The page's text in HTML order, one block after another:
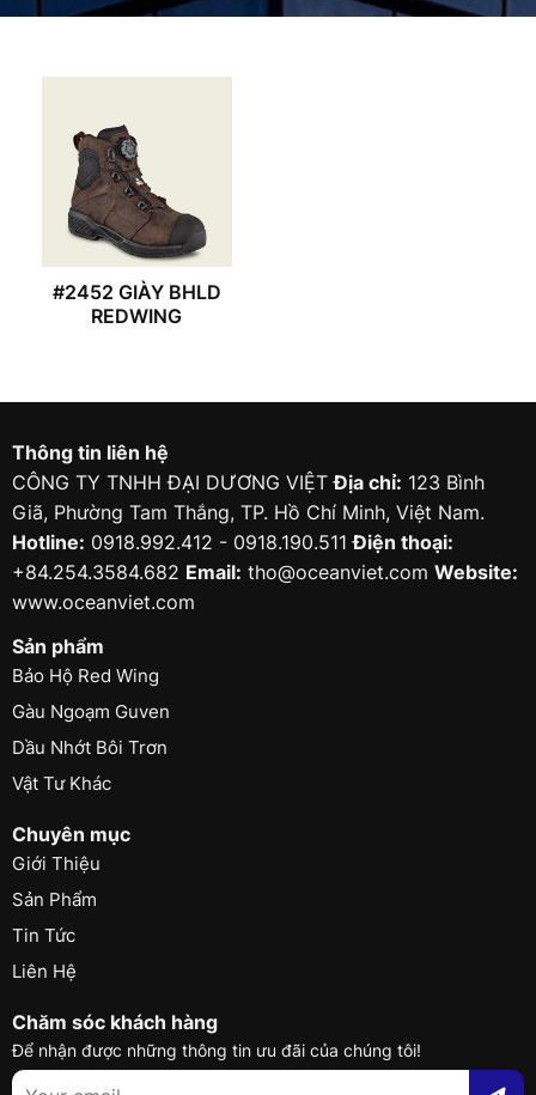
#2452 GIÀY BHLD
REDWING
Thông tin liên hệ
CÔNG TY TNHH ĐẠI DƯƠNG VIỆTĐịa chỉ: 123 Bình
Giã, Phường Tam Thắng, TP. Hồ Chí Minh, Việt Nam.
Hotline: 0918.992.412 - 0918.190.511Điện thoại:
+84.254.3584.682 Email: tho@oceanviet.com Website:
www.oceanviet.com
Sản phẩm
Bảo Hộ Red Wing
Gàu Ngoạm Guven
Dầu Nhớt Bôi Trơn
Vật Tư Khác
Chuyên mục
Giới Thiệu
Sản Phẩm
Tin Tức
Liên Hệ
Chăm sóc khách hàng
Để nhận được những thông tin ưu đãi của chúng tôi!